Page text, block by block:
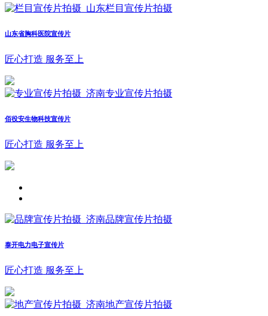
山东省胸科医院宣传片
匠心打造 服务至上
佰役安生物科技宣传片
匠心打造 服务至上
泰开电力电子宣传片
匠心打造 服务至上